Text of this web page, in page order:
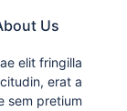
Us
elit fringilla
erat a
sem pretium